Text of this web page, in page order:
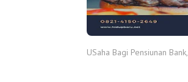
USaha Bagi Pensiunan Bank,